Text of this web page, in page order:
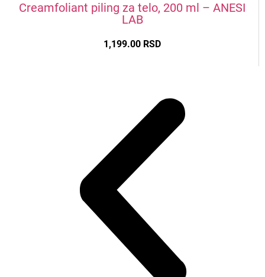
Creamfoliant piling za telo, 200 ml – ANESI
LAB
1,199.00 RSD